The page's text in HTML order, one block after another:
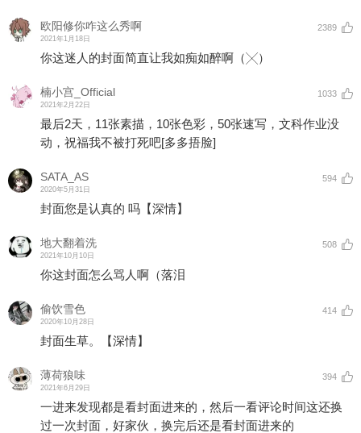
欧阳修你咋这么秀啊
2021年1月18日
2389
你这迷人的封面简直让我如痴如醉啊（╳）
楠小宫_Official
2021年2月22日
1033
最后2天，11张素描，10张色彩，50张速写，文科作业没
动，祝福我不被打死吧[多多捂脸]
SATA_AS
2020年5月31日
594
封面您是认真的 吗【深情】
地大翻着洗
2021年10月10日
508
你这封面怎么骂人啊（落泪
偷饮雪色
2020年10月28日
414
封面生草。【深情】
薄荷狼味
2021年6月29日
394
一进来发现都是看封面进来的，然后一看评论时间这还换
过一次封面，好家伙，换完后还是看封面进来的